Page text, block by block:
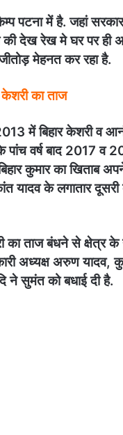
पटना में है. जहां
की देख रेख मे घर पर ही
मेहनत कर रहा है.
केशरी का ताज
में बिहार केशरी व
वर्ष बाद 2017 व
कुमार का खिताब
यादव के लगातार दूसरी
का ताज बंधने से क्षेत्र
अध्यक्ष अरुण यादव,
ने सुमंत को बधाई दी है.